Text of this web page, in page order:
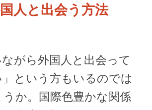
人と出会う方法
ながら外国人と出会って
という方もいるのでは
か。国際色豊かな関係